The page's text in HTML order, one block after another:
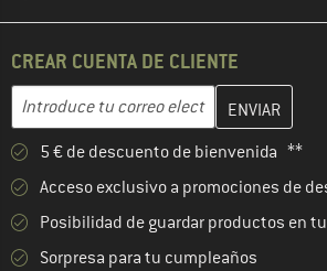
CREAR CUENTA DE CLIENTE
Dirección de correo electrónico
Introduce aquí tu dirección de correo
5 € de descuento de bienvenida **
Acceso exclusivo a promociones de
Posibilidad de guardar productos en
Sorpresa para tu cumpleaños